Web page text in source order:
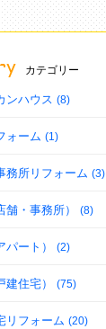
カテゴリー
ンハウス (8)
ォーム (1)
務所リフォーム (3)
舗・事務所） (8)
パート） (2)
建住宅） (75)
リフォーム (20)